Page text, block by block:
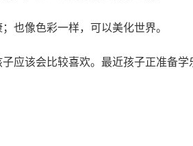
也像色彩一样，可以美化世界。
应该会比较喜欢。最近孩子正准备学